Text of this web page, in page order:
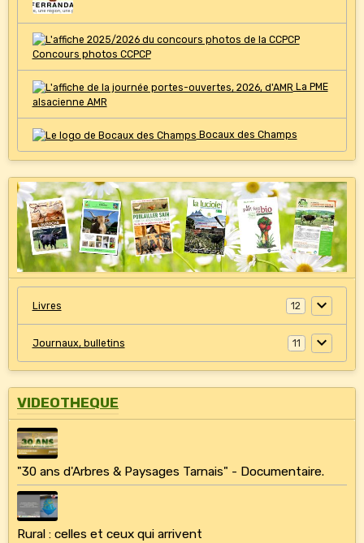
Concours photos CCPCP
La PME
alsacienne AMR
Bocaux des Champs
Livres 12
Journaux, bulletins 11
VIDEOTHEQUE
"30 ans d'Arbres & Paysages Tarnais" - Documentaire.
Rural : celles et ceux qui arrivent